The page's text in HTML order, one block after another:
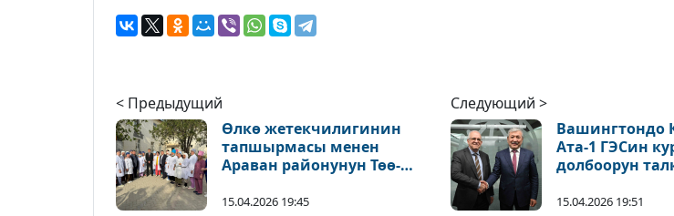
< Предыдущий
Өлкө жетекчилигинин
тапшырмасы менен
Араван районунун Төө-
тургундарын тейлөө
15.04.2026 19:45
Следующий >
Вашингтондо
Ата-1 ГЭСин
долбоорун
15.04.2026 19:51